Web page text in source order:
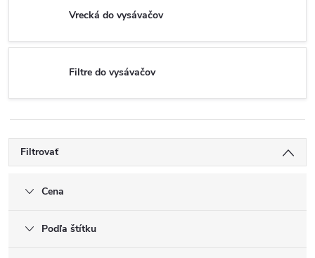
Vrecká do vysávačov
Filtre do vysávačov
Filtrovať
Cena
Podľa štítku